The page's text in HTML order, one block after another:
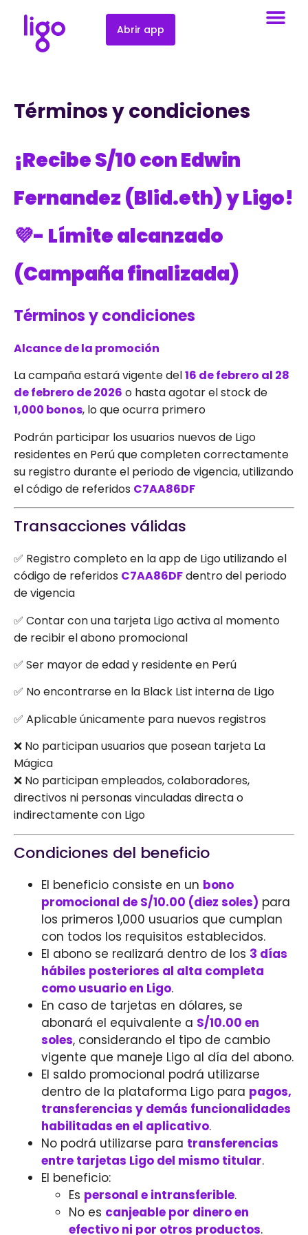
Abrir app
Términos y condiciones
¡Recibe S/10 con Edwin
Fernandez (Blid.eth) y Ligo!
💜- Límite alcanzado
(Campaña finalizada)
Términos y condiciones
Alcance de la promoción
La campaña estará vigente del16 de febrero al 28
de febrero de 2026 o hasta agotar el stock de
1,000 bonos, lo que ocurra primero
Podrán participar los usuarios nuevos de Ligo
residentes en Perú que completen correctamente
su registro durante el periodo de vigencia, utilizando
el código de referidos C7AA86DF
Transacciones válidas
✅ Registro completo en la app de Ligo utilizando el
código de referidos C7AA86DFdentro del periodo
de vigencia
✅ Contar con una tarjeta Ligo activa al momento
de recibir el abono promocional
✅ Ser mayor de edad y residente en Perú
✅ No encontrarse en la Black List interna de Ligo
✅ Aplicable únicamente para nuevos registros
❌ No participan usuarios que posean tarjeta La
Mágica
❌ No participan empleados, colaboradores,
directivos ni personas vinculadas directa o
indirectamente con Ligo
Condiciones del beneficio
El beneficio consiste en un bono
promocional de S/10.00 (diez soles) para
los primeros 1,000 usuarios que cumplan
con todos los requisitos establecidos.
El abono se realizará dentro de los 3 días
hábiles posteriores al alta completa
como usuario en Ligo.
En caso de tarjetas en dólares, se
abonará el equivalente a S/10.00 en
soles, considerando el tipo de cambio
vigente que maneje Ligo al día del abono.
El saldo promocional podrá utilizarse
dentro de la plataforma Ligo para pagos,
transferencias y demás funcionalidades
habilitadas en el aplicativo.
No podrá utilizarse para transferencias
entre tarjetas Ligo del mismo titular.
El beneficio:
Es personal e intransferible.
No es canjeable por dinero en
efectivo ni por otros productos.